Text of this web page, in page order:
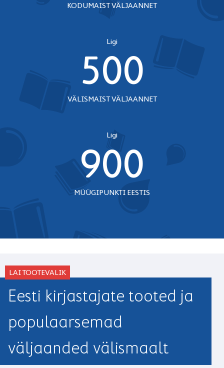
KODUMAIST VÄLJAANNET
Ligi
500
VÄLISMAIST VÄLJAANNET
Ligi
900
MÜÜGIPUNKTI EESTIS
LAI TOOTEVALIK
Eesti kirjastajate tooted ja
populaarsemad
väljaanded välismaalt